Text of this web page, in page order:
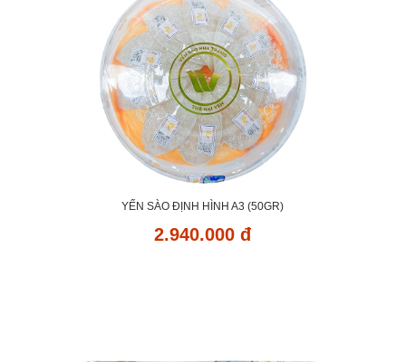
YẾN SÀO ĐỊNH HÌNH A3 (50GR)
2.940.000 đ